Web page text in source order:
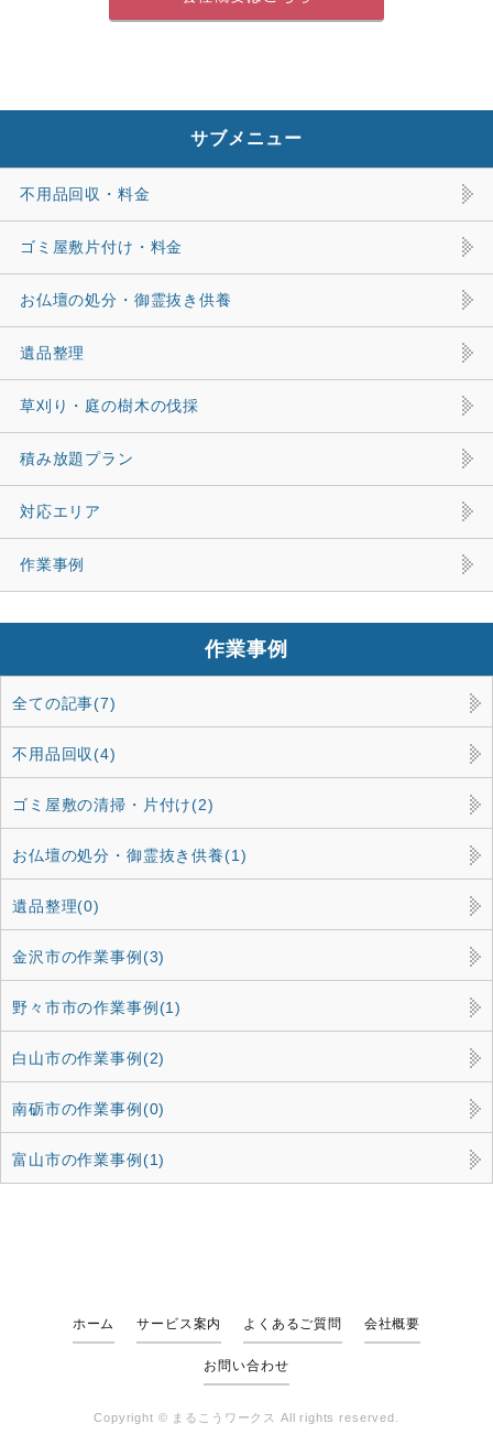
サブメニュー
不用品回収・料金
ゴミ屋敷片付け・料金
お仏壇の処分・御霊抜き供養
遺品整理
草刈り・庭の樹木の伐採
積み放題プラン
対応エリア
作業事例
作業事例
全ての記事(7)
不用品回収(4)
ゴミ屋敷の清掃・片付け(2)
お仏壇の処分・御霊抜き供養(1)
遺品整理(0)
金沢市の作業事例(3)
野々市市の作業事例(1)
白山市の作業事例(2)
南砺市の作業事例(0)
富山市の作業事例(1)
ホーム サービス案内 よくあるご質問 会社概要
お問い合わせ
Copyright © まるこうワークス All rights reserved.